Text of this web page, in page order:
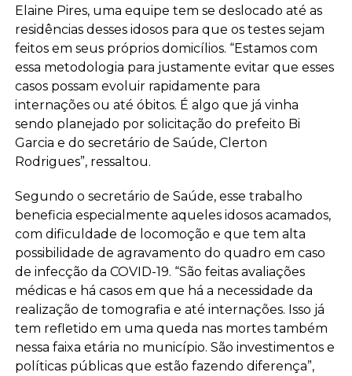
Elaine Pires, uma equipe tem se deslocado até as
residências desses idosos para que os testes sejam
feitos em seus próprios domicílios. “Estamos com
essa metodologia para justamente evitar que esses
casos possam evoluir rapidamente para
internações ou até óbitos. É algo que já vinha
sendo planejado por solicitação do prefeito Bi
Garcia e do secretário de Saúde, Clerton
Rodrigues”, ressaltou.
Segundo o secretário de Saúde, esse trabalho
beneficia especialmente aqueles idosos acamados,
com dificuldade de locomoção e que tem alta
possibilidade de agravamento do quadro em caso
de infecção da COVID-19. “São feitas avaliações
médicas e há casos em que há a necessidade da
realização de tomografia e até internações. Isso já
tem refletido em uma queda nas mortes também
nessa faixa etária no município. São investimentos e
políticas públicas que estão fazendo diferença”,